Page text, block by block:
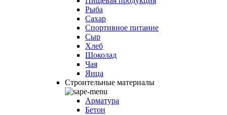
Рыба
Сахар
Спортивное питание
Сыр
Хлеб
Шоколад
Чая
Яица
Строительные материалы
Арматура
Бетон